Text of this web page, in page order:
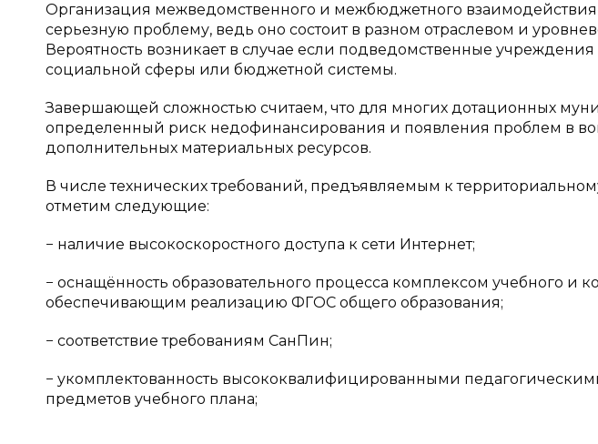
Организация межведомственного и межбюджетного
серьезную проблему, ведь оно состоит в разном отраслевом и
Вероятность возникает в случае если подведомственные
социальной сферы или бюджетной системы.
Завершающей сложностью считаем, что для многих дотационных
определенный риск недофинансирования и появления проблем в
дополнительных материальных ресурсов.
В числе технических требований, предъявляемым к
отметим следующие:
− наличие высокоскоростного доступа к сети Интернет;
− оснащённость образовательного процесса комплексом учебного и
обеспечивающим реализацию ФГOC общего образования;
− соответствие требованиям СанПин;
− укомплектованность высококвалифицированными
предметов учебного плана;